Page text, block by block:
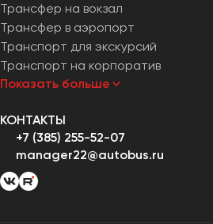
Трансфер на вокзал
Трансфер в аэропорт
Транспорт для экскурсий
Транспорт на корпоратив
Показать больше
КОНТАКТЫ
+7 (385) 255-52-07
manager22@autobus.ru